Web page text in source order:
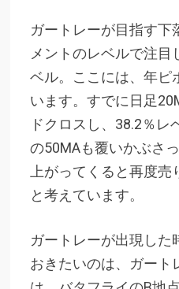
ガートレーが目指す下
メントのレベルで注目
ベル。ここには、年ピ
います。すでに日足
ドクロスし、38.2％レ
の50MAも覆いかぶさ
上がってくると再度
と考えています。
ガートレーが出現した
おきたいのは、ガート